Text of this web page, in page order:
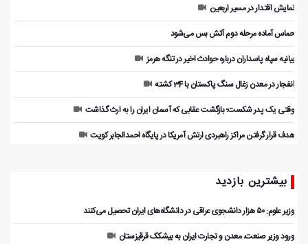
نمایش اقتدار در مسیر اربعین
حماس آماده مرحله دوم آتش بس می‌شود
بیانیه سپاه پاسداران درباره حوادث اخیر در تنگه هرمز
انفجار در معدن زغال سنگ پاکستان با 34 کشته
وقتی یک پدر شکست؛ بازگشت عقابی که آسمان ایران را به ارث گذاشت
هدف قرار گرفتن مراکز راهبردی ارتش آمریکا در پایگاه احمدالجابر کویت
بیشترین بازدید
وزیر علوم: ۵۰ هزار دانشجوی عراقی در دانشگاه‌های ایران تحصیل می‌کنند
ورود وزیر صنعت، معدن و تجارت ایران به بیشکک قرقیزستان